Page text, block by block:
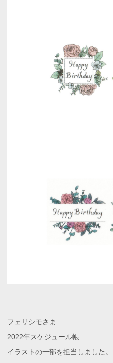
フェリシモさま
2022年スケジュール帳
イラストの一部を担当しました。